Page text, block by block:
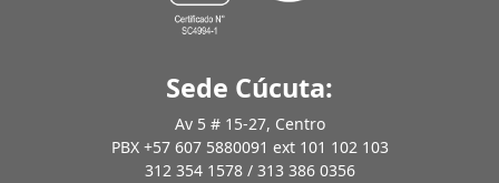
Sede Cúcuta:
Av 5 # 15-27, Centro
PBX +57 607 5880091 ext 101 102 103
312 354 1578 / 313 386 0356